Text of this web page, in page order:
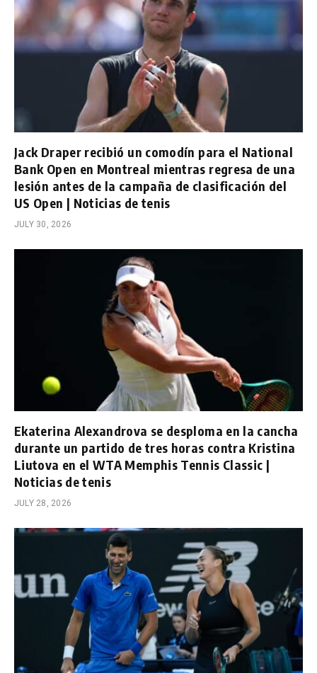
Jack Draper recibió un comodín para el National
Bank Open en Montreal mientras regresa de una
lesión antes de la campaña de clasificación del
US Open | Noticias de tenis
JULY 30, 2026
Ekaterina Alexandrova se desploma en la cancha
durante un partido de tres horas contra Kristina
Liutova en el WTA Memphis Tennis Classic |
Noticias de tenis
JULY 28, 2026